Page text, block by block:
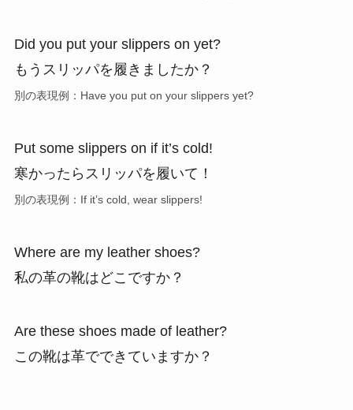
Did you put your slippers on yet?
もうスリッパを履きましたか？
別の表現例：Have you put on your slippers yet?
Put some slippers on if it’s cold!
寒かったらスリッパを履いて！
別の表現例：If it’s cold, wear slippers!
Where are my leather shoes?
私の革の靴はどこですか？
Are these shoes made of leather?
この靴は革でできていますか？